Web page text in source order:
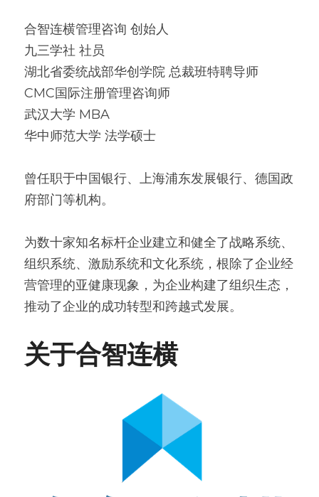
合智连横管理咨询 创始人
九三学社 社员
湖北省委统战部华创学院 总裁班特聘导师
CMC国际注册管理咨询师
武汉大学 MBA
华中师范大学 法学硕士
曾任职于中国银行、上海浦东发展银行、德国政
府部门等机构。
为数十家知名标杆企业建立和健全了战略系统、
组织系统、激励系统和文化系统，根除了企业经
营管理的亚健康现象，为企业构建了组织生态，
推动了企业的成功转型和跨越式发展。
关于合智连横